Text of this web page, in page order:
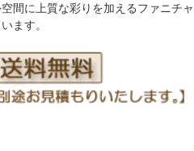
間に上質な彩りを加えるファニチャ
ます。